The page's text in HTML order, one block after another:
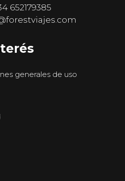
652179385
generales de uso